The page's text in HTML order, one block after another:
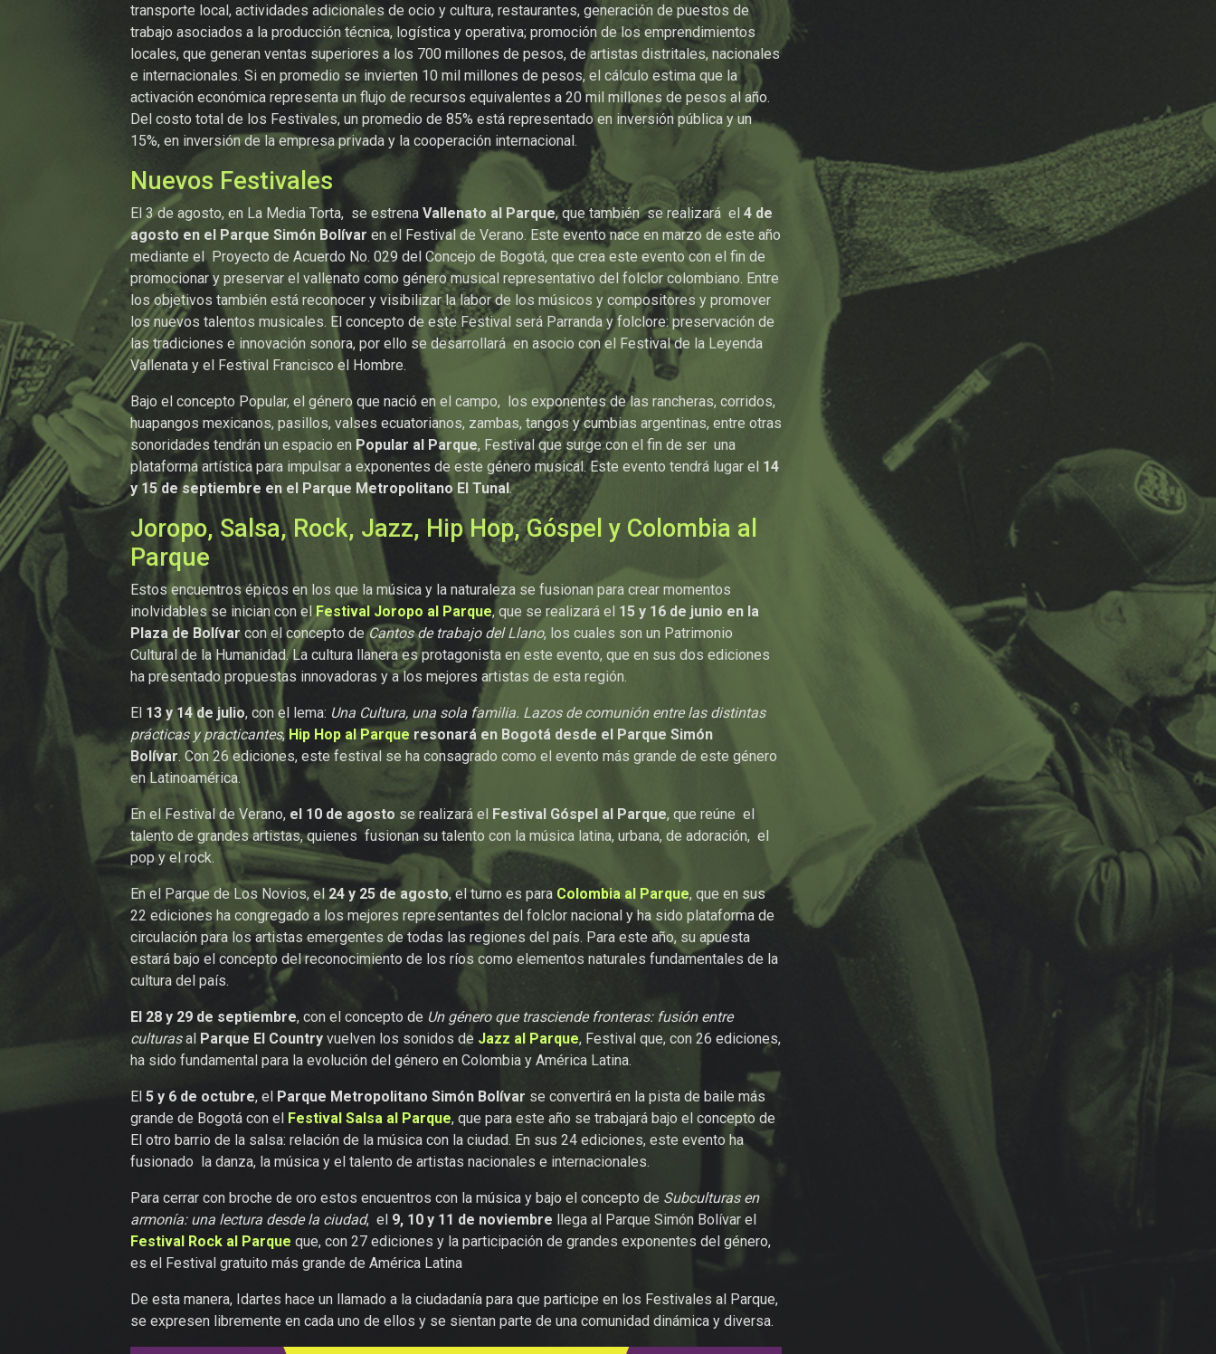
transporte local, actividades adicionales de ocio y cultura, restaurantes, generación de puestos de
trabajo asociados a la producción técnica, logística y operativa; promoción de los emprendimientos
locales, que generan ventas superiores a los 700 millones de pesos, de artistas distritales, nacionales
e internacionales. Si en promedio se invierten 10 mil millones de pesos, el cálculo estima que la
activación económica representa un flujo de recursos equivalentes a 20 mil millones de pesos al año.
Del costo total de los Festivales, un promedio de 85% está representado en inversión pública y un
15%, en inversión de la empresa privada y la cooperación internacional.
Nuevos Festivales
El 3 de agosto, en La Media Torta, se estrena Vallenato al Parque, que también se realizará el 4 de
agosto en el Parque Simón Bolívar en el Festival de Verano. Este evento nace en marzo de este año
mediante el Proyecto de Acuerdo No. 029 del Concejo de Bogotá, que crea este evento con el fin de
promocionar y preservar el vallenato como género musical representativo del folclor colombiano. Entre
los objetivos también está reconocer y visibilizar la labor de los músicos y compositores y promover
los nuevos talentos musicales. El concepto de este Festival será Parranda y folclore: preservación de
las tradiciones e innovación sonora, por ello se desarrollará en asocio con el Festival de la Leyenda
Vallenata y el Festival Francisco el Hombre.
Bajo el concepto Popular, el género que nació en el campo, los exponentes de las rancheras, corridos,
huapangos mexicanos, pasillos, valses ecuatorianos, zambas, tangos y cumbias argentinas, entre otras
sonoridades tendrán un espacio en Popular al Parque, Festival que surge con el fin de ser una
plataforma artística para impulsar a exponentes de este género musical. Este evento tendrá lugar el 14
y 15 de septiembre en el Parque Metropolitano El Tunal.
Joropo, Salsa, Rock, Jazz, Hip Hop, Góspel y Colombia al
Parque
Estos encuentros épicos en los que la música y la naturaleza se fusionan para crear momentos
inolvidables se inician con elFestival Joropo al Parque, que se realizará el 15 y 16 de junio en la
Plaza de Bolívar con el concepto deCantos de trabajo del Llano, los cuales son un Patrimonio
Cultural de la Humanidad. La cultura llanera es protagonista en este evento, que en sus dos ediciones
ha presentado propuestas innovadoras y a los mejores artistas de esta región.
El 13 y 14 de julio, con el lema: Una Cultura, una sola familia. Lazos de comunión entre las distintas
prácticas y practicantes, Hip Hop al Parque resonará en Bogotá desde el Parque Simón
Bolívar. Con 26 ediciones, este festival se ha consagrado como el evento más grande de este género
en Latinoamérica.
En el Festival de Verano, el 10 de agosto se realizará el Festival Góspel al Parque, que reúne el
talento de grandes artistas, quienes fusionan su talento con la música latina, urbana, de adoración, el
pop y el rock.
En el Parque de Los Novios, el24 y 25 de agosto, el turno es para Colombia al Parque, que en sus
22 ediciones ha congregado a los mejores representantes del folclor nacional y ha sido plataforma de
circulación para los artistas emergentes de todas las regiones del país. Para este año, su apuesta
estará bajo el concepto del reconocimiento de los ríos como elementos naturales fundamentales de la
cultura del país.
El 28 y 29 de septiembre, con el concepto de Un género que trasciende fronteras: fusión entre
culturasal Parque El Country vuelven los sonidos de Jazz al Parque, Festival que, con 26 ediciones,
ha sido fundamental para la evolución del género en Colombia y América Latina.
El 5 y 6 de octubre, el Parque Metropolitano Simón Bolívar se convertirá en la pista de baile más
grande de Bogotá con el Festival Salsa al Parque, que para este año se trabajará bajo el concepto de
El otro barrio de la salsa: relación de la música con la ciudad. En sus 24 ediciones, este evento ha
fusionado la danza, la música y el talento de artistas nacionales e internacionales.
Para cerrar con broche de oro estos encuentros con la música y bajo el concepto de Subculturas en
armonía: una lectura desde la ciudad, el 9, 10 y 11 de noviembre llega al Parque Simón Bolívar el
Festival Rock al Parque que, con 27 ediciones y la participación de grandes exponentes del género,
es el Festival gratuito más grande de América Latina
De esta manera, Idartes hace un llamado a la ciudadanía para que participe en los Festivales al Parque,
se expresen libremente en cada uno de ellos y se sientan parte de una comunidad dinámica y diversa.